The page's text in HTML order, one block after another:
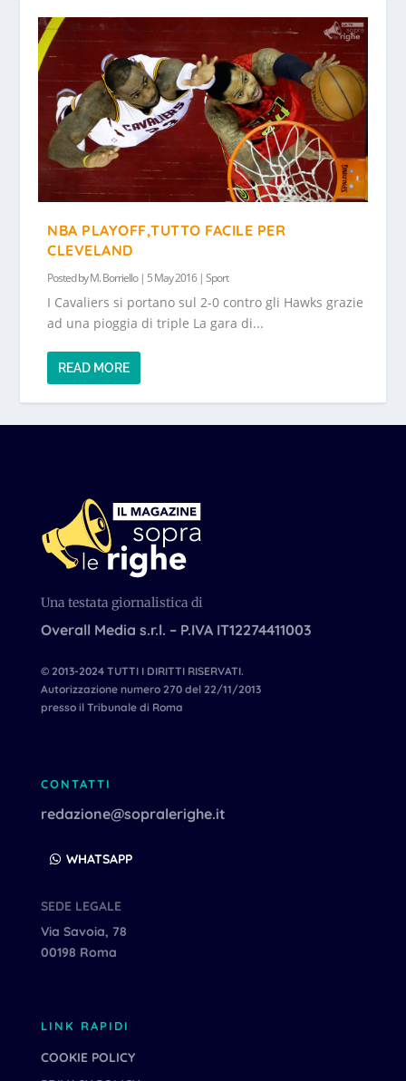
NBA PLAYOFF,TUTTO FACILE PER
CLEVELAND
Posted byM. Borriello| 5 May 2016|Sport
I Cavaliers si portano sul 2-0 contro gli Hawks grazie
ad una pioggia di triple La gara di...
READ MORE
Una testata giornalistica di
Overall Media s.r.l. – P.IVA IT12274411003
© 2013-2024 TUTTI I DIRITTI RISERVATI.
Autorizzazione numero 270 del 22/11/2013
presso il Tribunale di Roma
CONTATTI
redazione@sopralerighe.it
WHATSAPP
SEDE LEGALE
Via Savoia, 78
00198 Roma
LINK RAPIDI
COOKIE POLICY